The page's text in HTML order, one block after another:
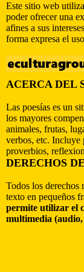
Este sitio web
poder ofrecer una
afines a sus
forma expresa el
ACERCA DEL
Las poesías es un
los mayores
animales, frutas,
verbos, etc. Incluye
proverbios,
DERECHOS
Todos los derechos
texto en pequeños
permite utilizar el
multimedia (audio,